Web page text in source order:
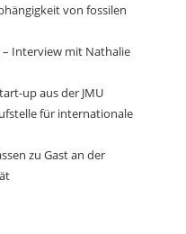
von fossilen
– Interview mit Nathalie
up aus der JMU
für internationale
zu Gast an der